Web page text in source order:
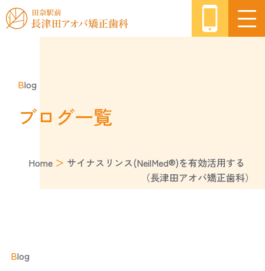
Blog
ブログ一覧
Home ＞ サイナスリンス(NeilMed®)を有効活用する
（長津田アオバ矯正歯科）
Blog